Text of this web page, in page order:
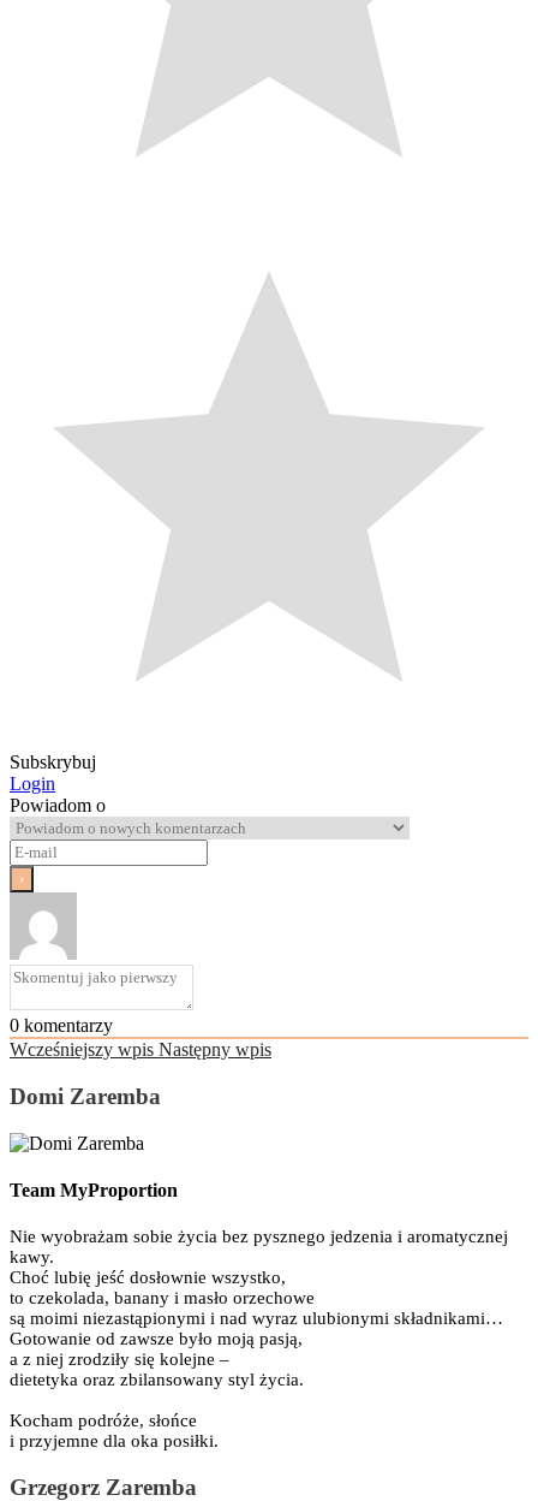
Subskrybuj
Login
Powiadom o
0 komentarzy
Wcześniejszy wpis Następny wpis
Domi Zaremba
Team MyProportion
Nie wyobrażam sobie życia bez pysznego jedzenia i aromatycznej
kawy.
Choć lubię jeść dosłownie wszystko,
to czekolada, banany i masło orzechowe
są moimi niezastąpionymi i nad wyraz ulubionymi składnikami…
Gotowanie od zawsze było moją pasją,
a z niej zrodziły się kolejne –
dietetyka oraz zbilansowany styl życia.
Kocham podróże, słońce
i przyjemne dla oka posiłki.
Grzegorz Zaremba